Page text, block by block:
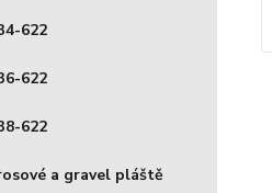
622
622
622
a gravel pláště